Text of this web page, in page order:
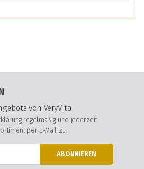
von VeryVita
regelmäßig und jederzeit
per E-Mail zu.
ABONNIEREN